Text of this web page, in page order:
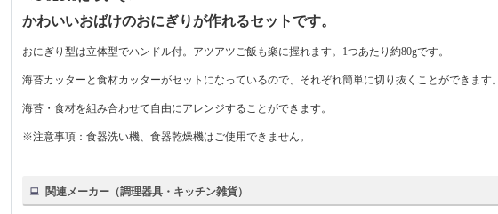
かわいいおばけのおにぎりが作れるセットです。
おにぎり型は立体型でハンドル付。アツアツご飯も楽に握れます。1つあたり約80gです。
海苔カッターと食材カッターがセットになっているので、それぞれ簡単に切り抜くことができます。
海苔・食材を組み合わせて自由にアレンジすることができます。
※注意事項：食器洗い機、食器乾燥機はご使用できません。
関連メーカー（調理器具・キッチン雑貨）